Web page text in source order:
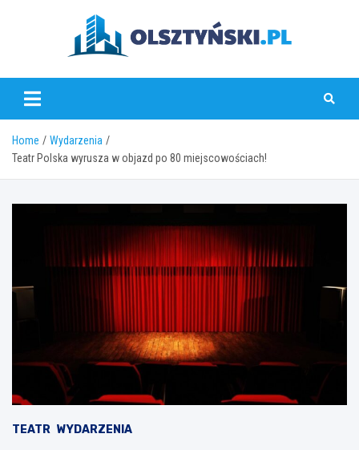
olsztynski.pl
Home
Wydarzenia
Teatr Polska wyrusza w objazd po 80 miejscowościach!
TEATR WYDARZENIA